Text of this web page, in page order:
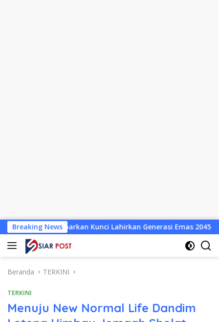
Langsung
ke
konten
Breaking News
Kunci Lahirkan Generasi Emas 2045 Atlet Wushu
Beranda TERKINI
TERKINI
Menuju New Normal Life Dandim